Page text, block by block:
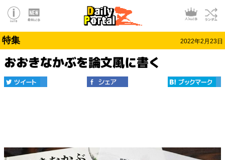
特集 2022年2月23日
おおきなかぶを論文風に書く